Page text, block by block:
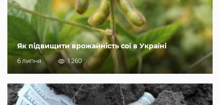
Як підвищити врожайність сої в Україні
6 липня 1 260